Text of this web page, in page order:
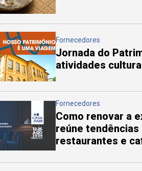
Fornecedores
Jornada do
atividades
Fornecedores
Como renovar a
reúne
restaurantes e